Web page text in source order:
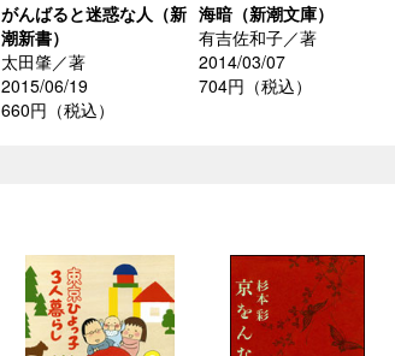
がんばると迷惑な人（新
潮新書）
太田肇／著
2015/06/19
660円（税込）
海暗（新潮文庫）
有吉佐和子／著
2014/03/07
704円（税込）